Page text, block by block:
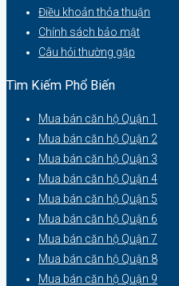
Điều khoản thỏa thuận
Chính sách bảo mật
Câu hỏi thường gặp
Tìm Kiếm Phổ Biến
Mua bán căn hộ Quận 1
Mua bán căn hộ Quận 2
Mua bán căn hộ Quận 3
Mua bán căn hộ Quận 4
Mua bán căn hộ Quận 5
Mua bán căn hộ Quận 6
Mua bán căn hộ Quận 7
Mua bán căn hộ Quận 8
Mua bán căn hộ Quận 9